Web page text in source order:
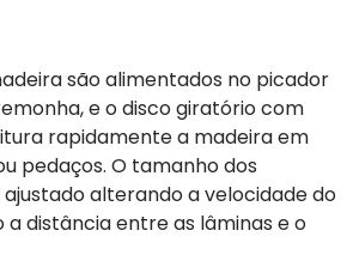
são alimentados no picador
e o disco giratório com
rapidamente a madeira em
pedaços. O tamanho dos
alterando a velocidade do
a distância entre as lâminas e o